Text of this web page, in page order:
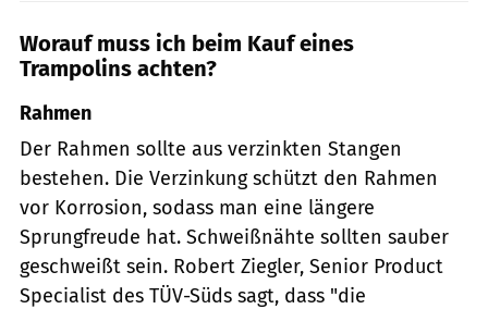
Worauf muss ich beim Kauf eines
Trampolins achten?
Rahmen
Der Rahmen sollte aus verzinkten Stangen
bestehen. Die Verzinkung schützt den Rahmen
vor Korrosion, sodass man eine längere
Sprungfreude hat. Schweißnähte sollten sauber
geschweißt sein. Robert Ziegler, Senior Product
Specialist des TÜV-Süds sagt, dass "die